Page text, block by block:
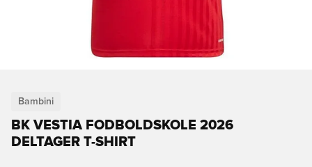
Bambini
BK VESTIA FODBOLDSKOLE 2026
DELTAGER T-SHIRT